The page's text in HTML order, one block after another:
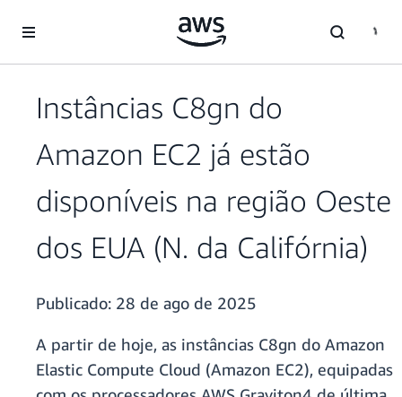
Pular para o conteúdo principal
Instâncias C8gn do
Amazon EC2 já estão
disponíveis na região Oeste
dos EUA (N. da Califórnia)
Publicado: 28 de ago de 2025
A partir de hoje, as instâncias C8gn do Amazon
Elastic Compute Cloud (Amazon EC2), equipadas